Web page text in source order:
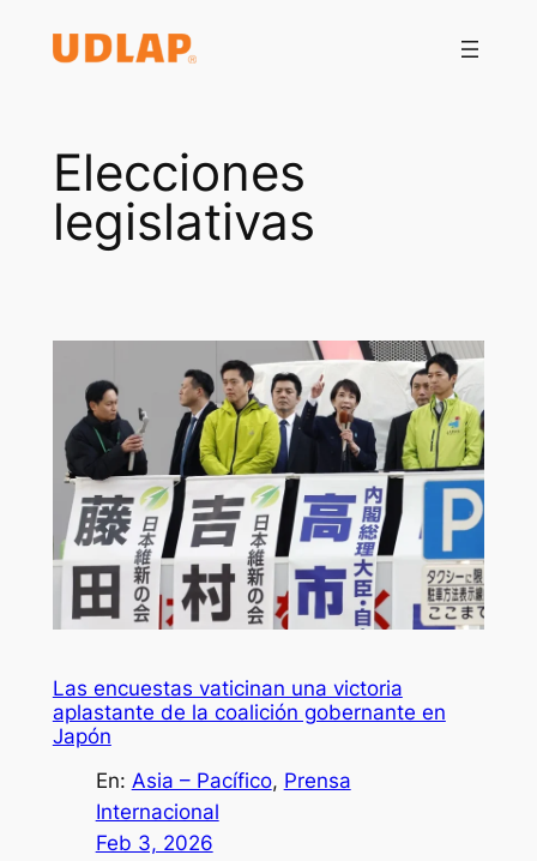
Elecciones
legislativas
Las encuestas vaticinan una victoria
aplastante de la coalición gobernante en
Japón
En: Asia – Pacífico, Prensa
Internacional
Feb 3, 2026